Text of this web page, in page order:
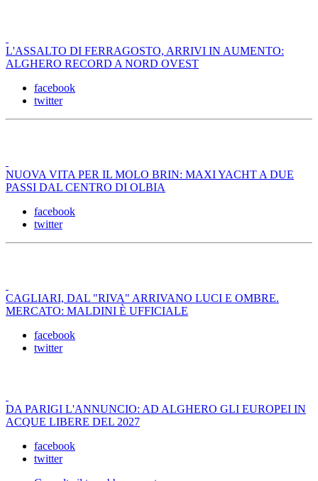
L'ASSALTO DI FERRAGOSTO, ARRIVI IN AUMENTO:
ALGHERO RECORD A NORD OVEST
facebook
twitter
NUOVA VITA PER IL MOLO BRIN: MAXI YACHT A DUE
PASSI DAL CENTRO DI OLBIA
facebook
twitter
CAGLIARI, DAL "RIVA" ARRIVANO LUCI E OMBRE.
MERCATO: MALDINI È UFFICIALE
facebook
twitter
DA PARIGI L'ANNUNCIO: AD ALGHERO GLI EUROPEI IN
ACQUE LIBERE DEL 2027
facebook
twitter